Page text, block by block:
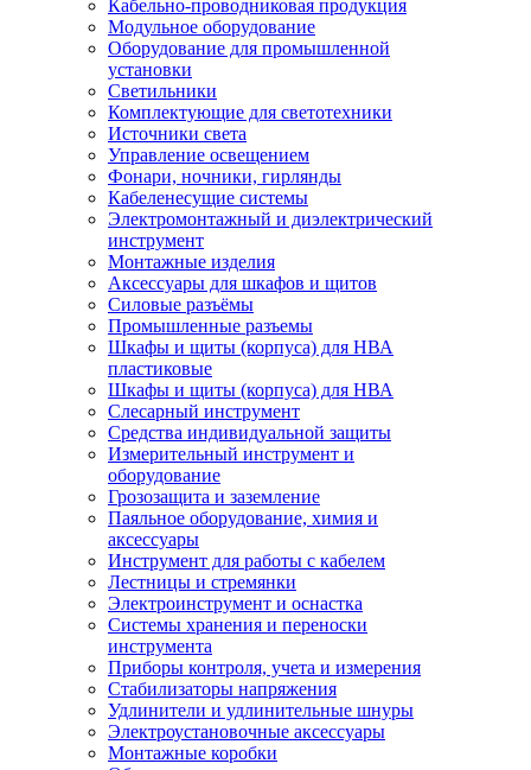
Кабельно-проводниковая продукция
Модульное оборудование
Оборудование для промышленной
установки
Светильники
Комплектующие для светотехники
Источники света
Управление освещением
Фонари, ночники, гирлянды
Кабеленесущие системы
Электромонтажный и диэлектрический
инструмент
Монтажные изделия
Аксессуары для шкафов и щитов
Силовые разъёмы
Промышленные разъемы
Шкафы и щиты (корпуса) для НВА
пластиковые
Шкафы и щиты (корпуса) для НВА
Слесарный инструмент
Средства индивидуальной защиты
Измерительный инструмент и
оборудование
Грозозащита и заземление
Паяльное оборудование, химия и
аксессуары
Инструмент для работы с кабелем
Лестницы и стремянки
Электроинструмент и оснастка
Системы хранения и переноски
инструмента
Приборы контроля, учета и измерения
Стабилизаторы напряжения
Удлинители и удлинительные шнуры
Электроустановочные аксессуары
Монтажные коробки